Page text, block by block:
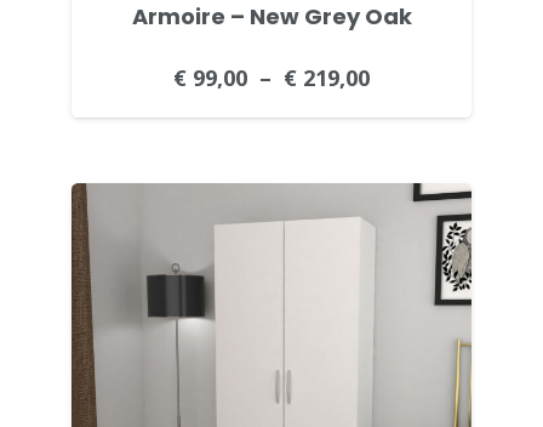
Armoire – New Grey Oak
€ 99,00 – € 219,00
de
€ 99,00
à
€ 219,00